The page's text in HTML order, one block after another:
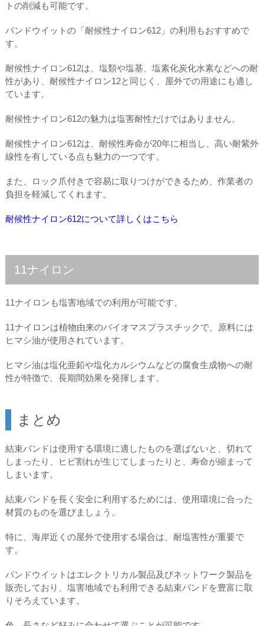
トの削減も可能です。
パンドウイットの「耐候性ナイロン612」の利用もおすすめで
す。
耐候性ナイロン612は、塩類や塩基、塩素化炭化水素などへの耐
性があり、耐候性ナイロン12と同じく、屋外での用途にも適し
ています。
耐候性ナイロン612の魅力は塩害耐性だけではありません。
耐候性ナイロン612は、耐候性寿命が20年に相当し、高い耐紫外
線性を有している点も魅力の一つです。
また、ロック爪付きで容易に取りつけができるため、作業者の
負担を軽減してくれます。
耐候性ナイロン612について詳しくはこちら
11ナイロン
11ナイロンも塩害地域での利用が可能です。
11ナイロンは植物由来のバイオマスプラスチックで、原料には
ヒマシ油が使用されています。
ヒマシ油は塩化亜鉛や塩化カルシウムなどの腐食生成物への耐
性が特徴で、長期間効果を発揮します。
まとめ
結束バンドは使用する環境に適したものを選ばないと、切れて
しまったり、ヒビ割れが生じてしまったりと、寿命が縮まって
しまいます。
結束バンドを長く安全に利用するためには、使用環境に合った
材質のものを選びましょう。
特に、海岸近くの屋外で使用する場合は、耐塩害性が重要で
す。
パンドウイットはエレクトリカル製品及びネットワーク製品を
販売しており、塩害地域でも利用できる結束バンドを豊富に取
りそろえています。